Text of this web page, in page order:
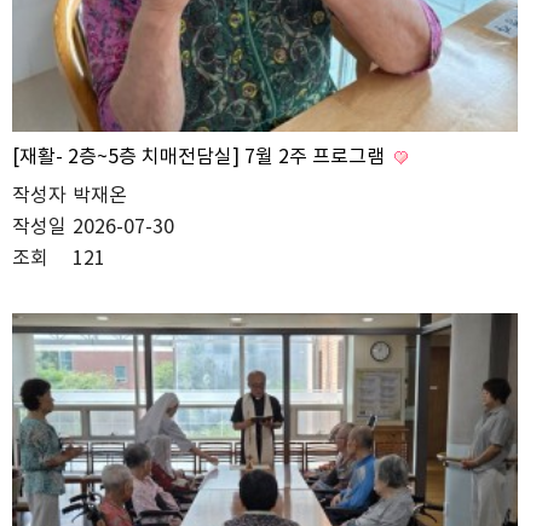
[재활- 2층~5층 치매전담실] 7월 2주 프로그램
작성자 박재온
작성일 2026-07-30
조회
121